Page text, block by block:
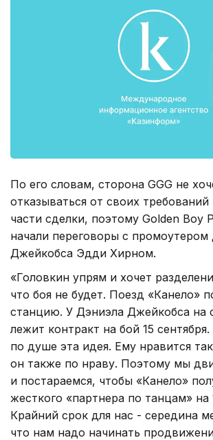
По его словам, сторона GGG не
отказываться от своих
части сделки, поэтому Golden Boy
начали переговоры с промоутером
Джейкобса Эдди Хирном.
«Головкин упрям и хочет
что боя не будет. Поезд «Канело»
станцию. У Дэниэла Джейкобса на
лежит контракт на бой 15
по душе эта идея. Ему нравится
он также по нраву. Поэтому мы
и постараемся, чтобы «Канело»
жесткого «партнера по танцам» на
Крайний срок для нас - середина
что нам надо начинать